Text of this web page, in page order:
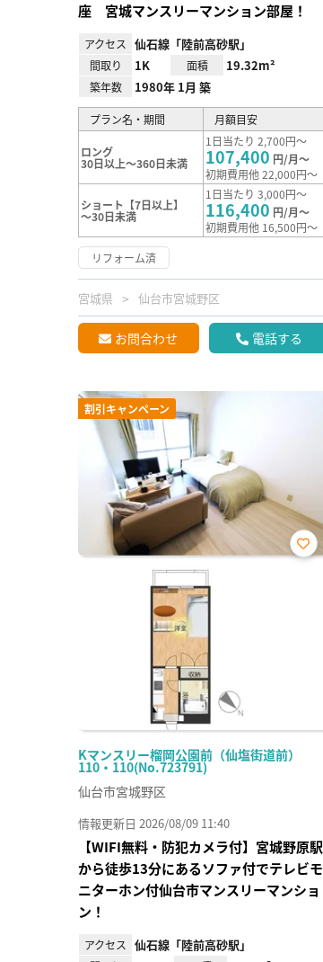
座 宮城マンスリーマンション部屋！
アクセス 仙石線「陸前高砂駅」
間取り 1K 面積 19.32m²
築年数 1980年 1月 築
プラン名・期間 月額目安
ロング
30日以上～360日未満
1日当たり 2,700円～
107,400 円/月～
初期費用他 22,000円～
ショート【7日以上】
～30日未満
1日当たり 3,000円～
116,400 円/月～
初期費用他 16,500円～
リフォーム済
宮城県 仙台市宮城野区
お問合わせ 電話する
割引キャンペーン
Kマンスリー榴岡公園前（仙塩街道前）
110・110(No.723791)
お気
仙台市宮城野区
情報更新日 2026/08/09 11:40
【WIFI無料・防犯カメラ付】宮城野原駅
から徒歩13分にあるソファ付でテレビモ
ニターホン付仙台市マンスリーマンショ
ン！
アクセス 仙石線「陸前高砂駅」